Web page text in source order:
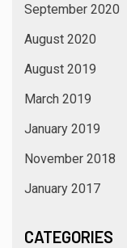
September 2020
August 2020
August 2019
March 2019
January 2019
November 2018
January 2017
CATEGORIES